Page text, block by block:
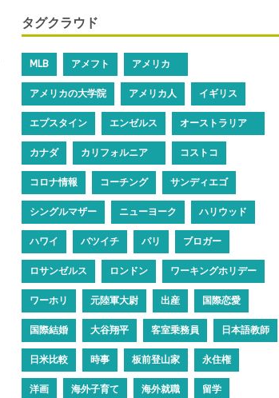
タグクラウド
MLB アメフト アメリカ
アメリカの大学院 アメリカ人 イギリス
エプスタイン エンゼルス オーストラリア
カナダ カリフォルニア コストコ
コロナ情報 コーチング サンディエゴ
シングルマザー ニューヨーク ハリウッド
ハワイ バツイチ パリ ブロガー
ロサンゼルス ロンドン ワーキングホリデー
ワーホリ 元陸軍大尉 出産 国際恋愛
国際結婚 大谷翔平 客室乗務員 日本語教師
日米比較 時事 板前登山家 永住権
洋画 海外子育て 海外就職 留学